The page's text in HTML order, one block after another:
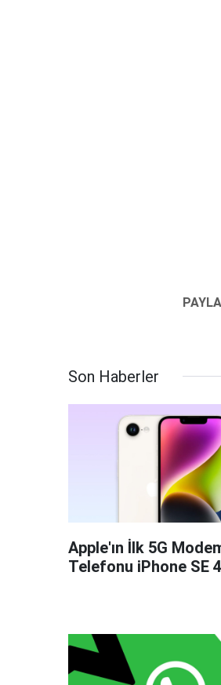
Son Haberler
Apple'ın İlk 5G
Telefonu iPhone SE